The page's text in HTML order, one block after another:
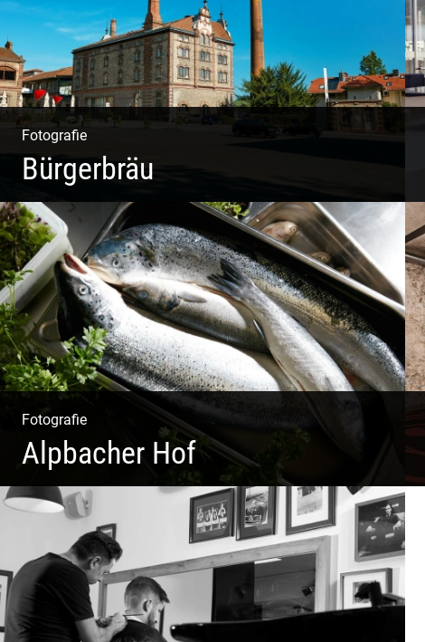
Fotografie
Bürgerbräu
Gewerbe & Handwerk | Kultur & Kreativität | Urban &
Weltoffen | Gastro & Events
Fotografie
Alpbacher Hof
Vorzügliche Weine | Gourmet Küche | Feiste Kulinarik |
Genuss Urlaub